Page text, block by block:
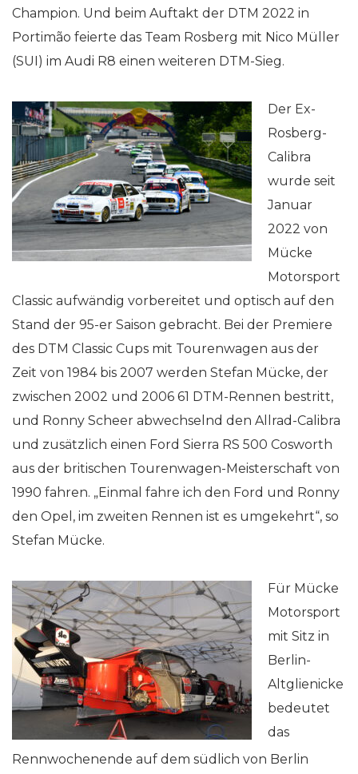
Champion. Und beim Auftakt der DTM 2022 in
Portimão feierte das Team Rosberg mit Nico Müller
(SUI) im Audi R8 einen weiteren DTM-Sieg.
Der Ex-
Rosberg-
Calibra
wurde seit
Januar
2022 von
Mücke
Motorsport
Classic aufwändig vorbereitet und optisch auf den
Stand der 95-er Saison gebracht. Bei der Premiere
des DTM Classic Cups mit Tourenwagen aus der
Zeit von 1984 bis 2007 werden Stefan Mücke, der
zwischen 2002 und 2006 61 DTM-Rennen bestritt,
und Ronny Scheer abwechselnd den Allrad-Calibra
und zusätzlich einen Ford Sierra RS 500 Cosworth
aus der britischen Tourenwagen-Meisterschaft von
1990 fahren. „Einmal fahre ich den Ford und Ronny
den Opel, im zweiten Rennen ist es umgekehrt“, so
Stefan Mücke.
Für Mücke
Motorsport
mit Sitz in
Berlin-
Altglienicke
bedeutet
das
Rennwochenende auf dem südlich von Berlin